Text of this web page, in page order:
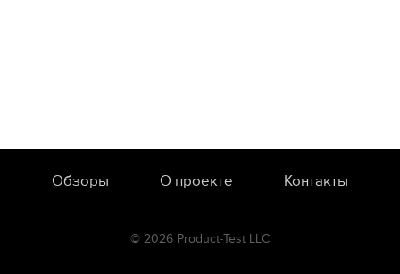
Обзоры О проекте Контакты
© 2026 Product-Test LLC